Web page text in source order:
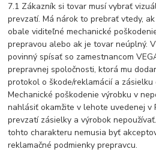
7.1 Zákazník si tovar musí vybrať
prevzatí. Má nárok to prebrať vtedy,
obale viditeľné mechanické
prepravou alebo ak je tovar neúplný.
povinný spísať so zamestnancom
prepravnej spoločnosti, ktorá mu
protokol o škode/reklamácií a
Mechanické poškodenie výrobku v
nahlásiť okamžite v lehote uvedenej v
prevzatí zásielky a výrobok
tohto charakteru nemusia byť
reklamačné podmienky prepravcu.